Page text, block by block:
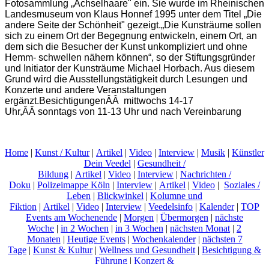
Fotosammlung „Achselhaare" ein. Sie wurde im Rheinischen
Landesmuseum von Klaus Honnef 1995 unter dem Titel „Die
andere Seite der Schönheit" gezeigt.„Die Kunsträume sollen
sich zu einem Ort der Begegnung entwickeln, einem Ort, an
dem sich die Besucher der Kunst unkompliziert und ohne
Hemm- schwellen nähern können“, so der Stiftungsgründer
und Initiator der Kunsträume Michael Horbach. Aus diesem
Grund wird die Ausstellungstätigkeit durch Lesungen und
Konzerte und andere Veranstaltungen
ergänzt.BesichtigungenÂÂ mittwochs 14-17
Uhr,ÂÂ sonntags von 11-13 Uhr und nach Vereinbarung
Home | Kunst / Kultur| Artikel | Video | Interview | Musik | Künstler
Dein Veedel | Gesundheit /
Bildung | Artikel | Video | Interview | Nachrichten /
Doku | Polizeimappe Köln | Interview | Artikel | Video | Soziales /
Leben | Blickwinkel | Kolumne und
Fiktion | Artikel | Video | Interview | Veedelsinfo | Kalender| TOP
Events am Wochenende | Morgen | Übermorgen | nächste
Woche | in 2 Wochen | in 3 Wochen | nächsten Monat | 2
Monaten | Heutige Events| Wochenkalender| nächsten 7
Tage | Kunst & Kultur| Wellness und Gesundheit | Besichtigung &
Führung | Konzert &